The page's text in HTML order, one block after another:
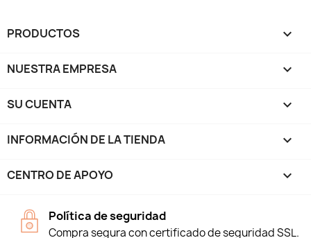
PRODUCTOS 
NUESTRA EMPRESA 
SU CUENTA 
INFORMACIÓN DE LA TIENDA keyboard_arrow_down
CENTRO DE APOYO 
Política de seguridad
Compra segura con certificado de seguridad SSL.